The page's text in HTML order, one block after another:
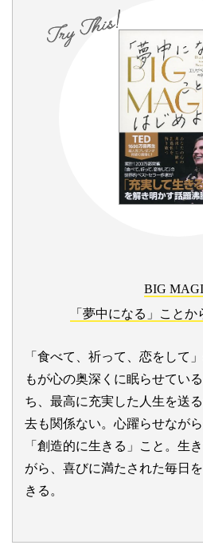
BIG
「夢中になる」ことか
「食べて、祈って、恋をして
もが心の奥深くに眠らせてい
ち、最高に充実した人生を送
去も関係ない。心躍らせなが
「創造的に生きる」こと。生
がら、喜びに満たされた毎日
きる。